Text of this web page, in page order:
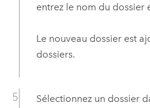
entrez le nom du dossier
Le nouveau dossier est
dossiers.
Sélectionnez un dossier